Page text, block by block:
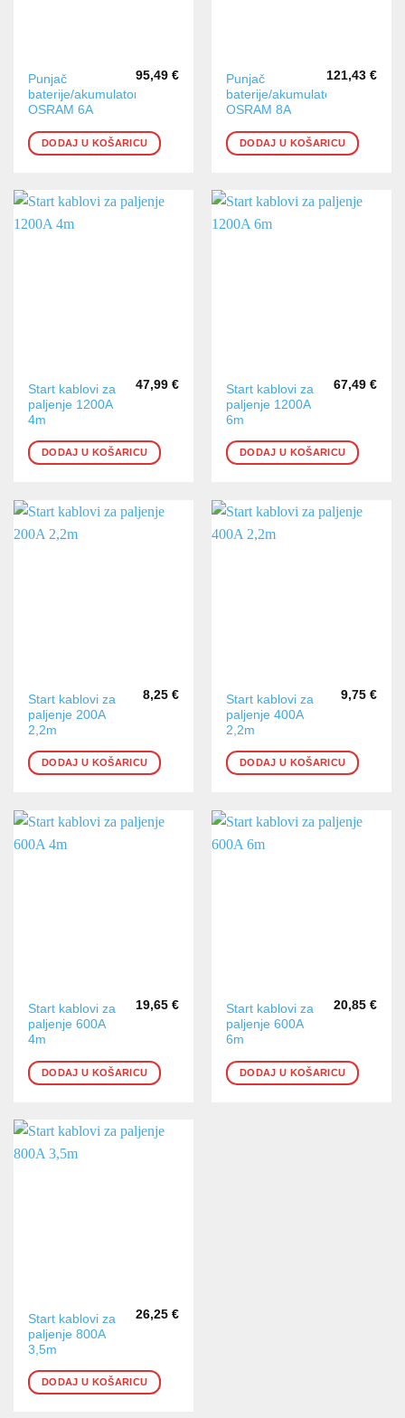
Punjač
baterije/akumulatora
OSRAM 6A
95,49 €
DODAJ U KOŠARICU
Punjač
baterije/akumulatora
OSRAM 8A
121,43 €
DODAJ U KOŠARICU
Start kablovi za
paljenje 1200A
4m
47,99 €
DODAJ U KOŠARICU
Start kablovi za
paljenje 1200A
6m
67,49 €
DODAJ U KOŠARICU
Start kablovi za
paljenje 200A
2,2m
8,25 €
DODAJ U KOŠARICU
Start kablovi za
paljenje 400A
2,2m
9,75 €
DODAJ U KOŠARICU
Start kablovi za
paljenje 600A
4m
19,65 €
DODAJ U KOŠARICU
Start kablovi za
paljenje 600A
6m
20,85 €
DODAJ U KOŠARICU
Start kablovi za
paljenje 800A
3,5m
26,25 €
DODAJ U KOŠARICU